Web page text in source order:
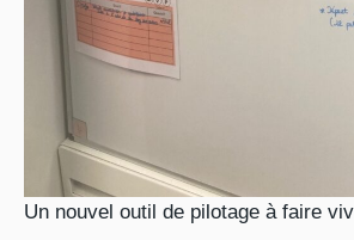
Un nouvel outil de pilotage à faire